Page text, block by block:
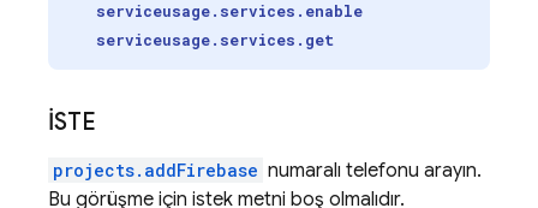
serviceusage.services.enable
serviceusage.services.get
İSTE
projects.addFirebase numaralı telefonu arayın.
Bu görüşme için istek metni boş olmalıdır.